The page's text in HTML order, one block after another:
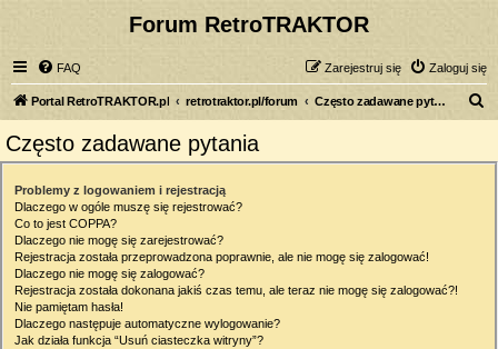
Forum RetroTRAKTOR
FAQ Zaloguj się
Zarejestruj się
Portal RetroTRAKTOR.pl retrotraktor.pl/forum Często zadawane pytania
Często zadawane pytania
Problemy z logowaniem i rejestracją
Dlaczego w ogóle muszę się rejestrować?
Co to jest COPPA?
Dlaczego nie mogę się zarejestrować?
Rejestracja została przeprowadzona poprawnie, ale nie mogę się zalogować!
Dlaczego nie mogę się zalogować?
Rejestracja została dokonana jakiś czas temu, ale teraz nie mogę się zalogować?!
Nie pamiętam hasła!
Dlaczego następuje automatyczne wylogowanie?
Jak działa funkcja “Usuń ciasteczka witryny”?